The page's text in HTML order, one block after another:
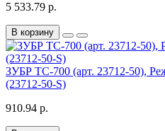
5 533.79 р.
В корзину
ЗУБР ТС-700 (арт. 23712-50),
(23712-50-S)
910.94 р.